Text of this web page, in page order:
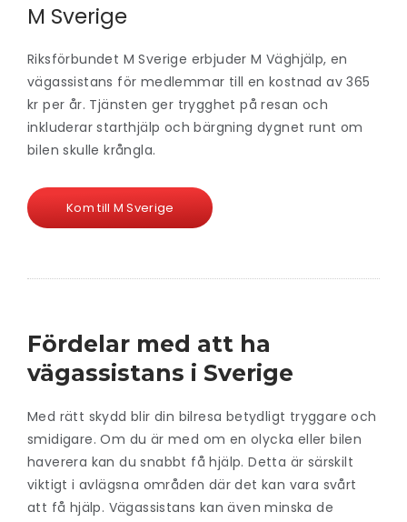
M Sverige
Riksförbundet M Sverige erbjuder M Väghjälp, en
vägassistans för medlemmar till en kostnad av 365
kr per år. Tjänsten ger trygghet på resan och
inkluderar starthjälp och bärgning dygnet runt om
bilen skulle krångla.
Kom till M Sverige
Fördelar med att ha
vägassistans i Sverige
Med rätt skydd blir din bilresa betydligt tryggare och
smidigare. Om du är med om en olycka eller bilen
haverera kan du snabbt få hjälp. Detta är särskilt
viktigt i avlägsna områden där det kan vara svårt
att få hjälp. Vägassistans kan även minska de